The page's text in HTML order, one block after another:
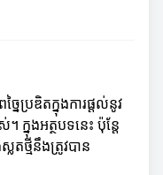
ប្រឌិតក្នុងការផ្តល់នូវ
ក្នុងអត្ថបទនេះ ប៉ុន្តែ
លតថ្មីនឹងត្រូវបាន